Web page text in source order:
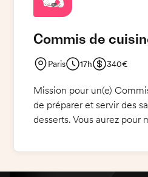
une excellente
Commis de
Paris 17h 340€
Mission pour un(e)
de préparer et servir des
desserts. Vous aurez pour
ce que les normes